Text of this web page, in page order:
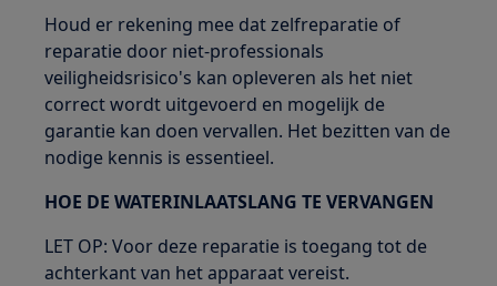
Houd er rekening mee dat zelfreparatie of
reparatie door niet-professionals
veiligheidsrisico's kan opleveren als het niet
correct wordt uitgevoerd en mogelijk de
garantie kan doen vervallen. Het bezitten van de
nodige kennis is essentieel.
HOE DE WATERINLAATSLANG TE VERVANGEN
LET OP: Voor deze reparatie is toegang tot de
achterkant van het apparaat vereist.